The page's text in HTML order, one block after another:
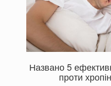
Названо 5
проти